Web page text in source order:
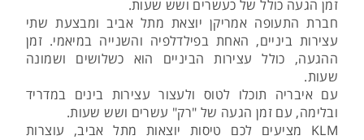
זמן הגעה כולל של כעשרים ושש שעות.
חברת התעופה אמריקן יוצאת מתל אביב ומבצעת שתי
עצירות ביניים, האחת בפילדלפיה והשנייה במיאמי. זמן
ההגעה, כולל עצירות הביניים הוא כשלושים ושמונה
שעות.
עם איבריה תוכלו לטוס ולעצור עצירות בינים במדריד
ובלימה, עם זמן הגעה של "רק" עשרים ושש שעות.
KLM מציעים לכם טיסות יוצאות מתל אביב, עוצרות